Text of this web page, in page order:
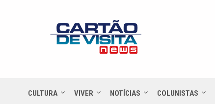
CULTURA VIVER NOTÍCIAS COLUNISTAS